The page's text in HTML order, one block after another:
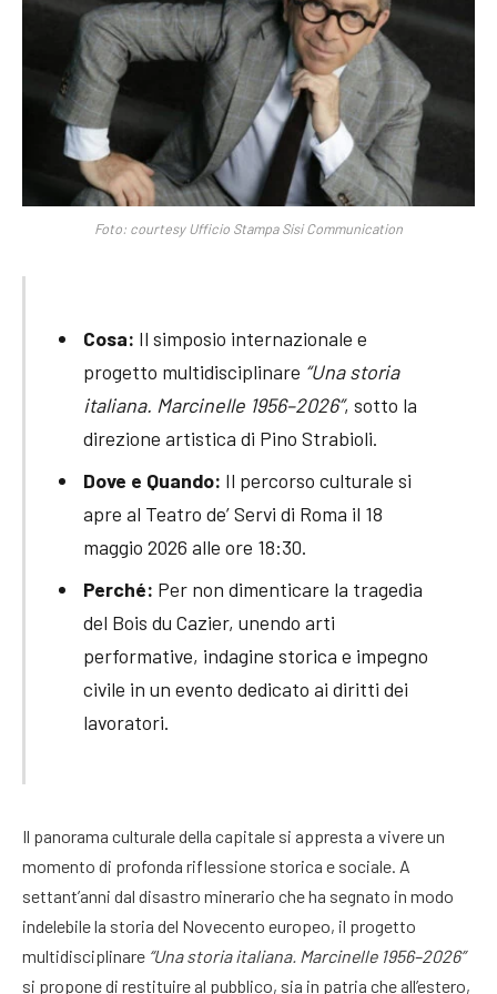
Foto: courtesy Ufficio Stampa Sisi Communication
Cosa: Il simposio internazionale e
progetto multidisciplinare “Una storia
italiana. Marcinelle 1956–2026”, sotto la
direzione artistica di Pino Strabioli.
Dove e Quando: Il percorso culturale si
apre al Teatro de’ Servi di Roma il 18
maggio 2026 alle ore 18:30.
Perché: Per non dimenticare la tragedia
del Bois du Cazier, unendo arti
performative, indagine storica e impegno
civile in un evento dedicato ai diritti dei
lavoratori.
Il panorama culturale della capitale si appresta a vivere un
momento di profonda riflessione storica e sociale. A
settant’anni dal disastro minerario che ha segnato in modo
indelebile la storia del Novecento europeo, il progetto
multidisciplinare “Una storia italiana. Marcinelle 1956–2026”
si propone di restituire al pubblico, sia in patria che all’estero,